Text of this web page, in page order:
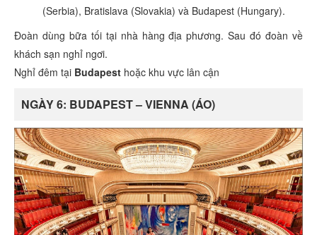
(Serbia), Bratislava (Slovakia) và Budapest (Hungary).
Đoàn dùng bữa tối tại nhà hàng địa phương. Sau đó đoàn về
khách sạn nghỉ ngơi.
Nghỉ đêm tại Budapest hoặc khu vực lân cận
NGÀY 6: BUDAPEST – VIENNA (ÁO)